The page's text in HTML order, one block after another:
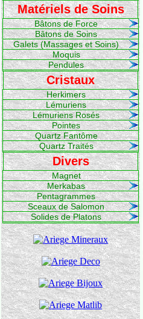
Matériels de Soins
Bâtons de Force
Bâtons de Soins
Galets (Massages et Soins)
Moquis
Pendules
Cristaux
Herkimers
Lémuriens
Lémuriens Rosés
Pointes
Quartz Fantôme
Quartz Traités
Divers
Magnet
Merkabas
Pentagrammes
Sceaux de Salomon
Solides de Platons